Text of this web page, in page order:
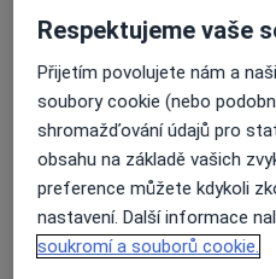
14 názorů
Recenze pacientů
Specialisté
odstranění nebo
Další informace.
Respektujeme vaše
Přijetím povolujete nám a
soubory cookie (nebo
shromažďování údajů pro
obsahu na základě vašich
preference můžete kdykoli
nastavení. Další informace
soukromí a souborů cookie.